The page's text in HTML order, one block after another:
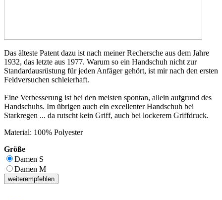
Das älteste Patent dazu ist nach meiner Rechersche aus dem Jahre
1932, das letzte aus 1977. Warum so ein Handschuh nicht zur
Standardausrüstung für jeden Anfäger gehört, ist mir nach den ersten
Feldversuchen schleierhaft.
Eine Verbesserung ist bei den meisten spontan, allein aufgrund des
Handschuhs. Im übrigen auch ein excellenter Handschuh bei
Starkregen ... da rutscht kein Griff, auch bei lockerem Griffdruck.
Material: 100% Polyester
Größe
Damen S
Damen M
weiterempfehlen